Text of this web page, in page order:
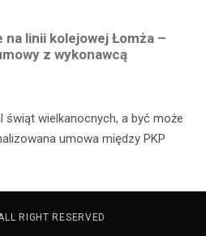
linii kolejowej Łomża –
z wykonawcą
świąt wielkanocnych, a być może
umowa między PKP
RIGHT RESERVED